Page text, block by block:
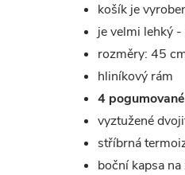
košík je
je velmi lehký
rozměry: 45
hliníkový rám
4
vyztužené
stříbrná
boční kapsa